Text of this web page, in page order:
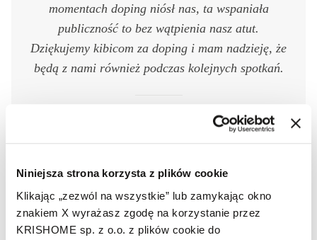
Niniejsza strona korzysta z plików cookie
Klikając „zezwól na wszystkie” lub zamykając okno
znakiem X wyrażasz zgodę na korzystanie przez
KRISHOME sp. z o.o. z plików cookie do
momentach doping niósł nas, ta wspaniała
publiczność to bez wątpienia nasz atut.
Dziękujemy kibicom za doping i mam nadzieję, że
będą z nami również podczas kolejnych spotkań.
Warto podkreślić, że w czternastoosobowej kadrze
Polski na mistrzostwa świata aż dwunastu graczy w